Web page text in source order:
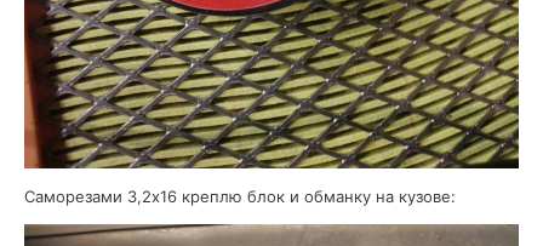
Саморезами 3,2х16 креплю блок и обманку на кузове: